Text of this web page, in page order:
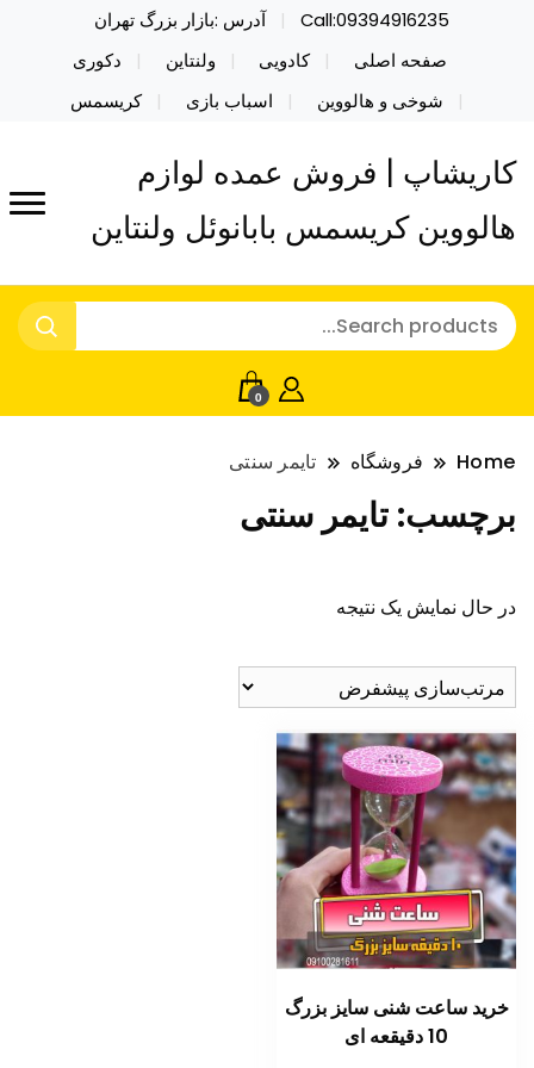
Call:09394916235
آدرس :بازار بزرگ تهران
صفحه اصلی
کادویی ولنتاین
دکوری
شوخی و هالووین
اسباب بازی کریسمس
کاریشاپ | فروش عمده لوازم
هالووین کریسمس بابانوئل ولنتاین
0
Home فروشگاه تایمر سنتی
برچسب: تایمر سنتی
در حال نمایش یک نتیجه
خرید ساعت شنی سایز بزرگ
10 دقیقعه ای